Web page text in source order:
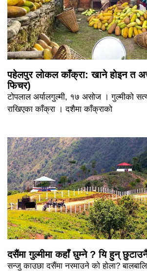
पहेलपुर लोकल काँक्रा: खाने होइन त
फिचर)
टोपलाल अर्यालगुल्मी, १७ असोज । गुल्मीको
राखिएका काँक्रा । दशैमा काँक्राको
दसैंमा गुल्मीमा कहाँ घुम्ने ? यि हुन्
सन्जु काउछा दसैंमा नरमाउने को होला?